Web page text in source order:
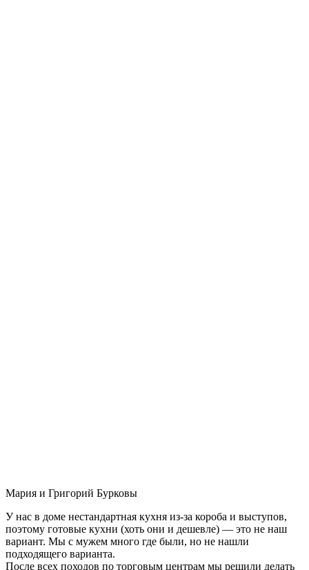
Мария и Григорий Бурковы
У нас в доме нестандартная кухня из-за короба и выступов,
поэтому готовые кухни (хоть они и дешевле) — это не наш
вариант. Мы с мужем много где были, но не нашли
подходящего варианта.
После всех походов по торговым центрам мы решили делать